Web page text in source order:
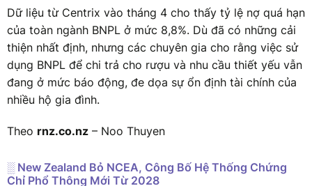
Dữ liệu từ Centrix vào tháng 4 cho thấy tỷ lệ nợ quá hạn
của toàn ngành BNPL ở mức 8,8%. Dù đã có những cải
thiện nhất định, nhưng các chuyên gia cho rằng việc sử
dụng BNPL để chi trả cho rượu và nhu cầu thiết yếu vẫn
đang ở mức báo động, đe dọa sự ổn định tài chính của
nhiều hộ gia đình.
Theo rnz.co.nz – Noo Thuyen
░ New Zealand Bỏ NCEA, Công Bố Hệ Thống Chứng
Chỉ Phổ Thông Mới Từ 2028